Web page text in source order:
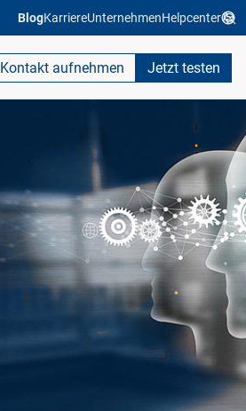
BlogKarriereUnternehmenHelpcenter
Kontakt aufnehmen Jetzt testen